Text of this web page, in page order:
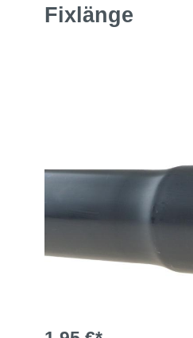
Fixlänge